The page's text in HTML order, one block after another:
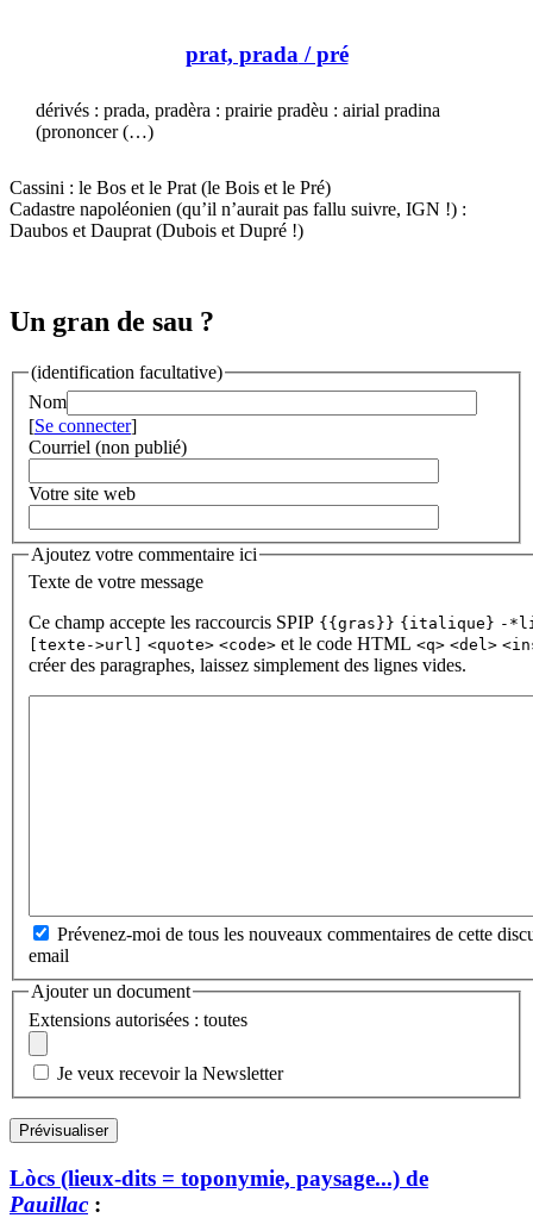
prat, prada / pré
dérivés : prada, pradèra : prairie pradèu : airial pradina
(prononcer (…)
Cassini : le Bos et le Prat (le Bois et le Pré)
Cadastre napoléonien (qu’il n’aurait pas fallu suivre, IGN !) :
Daubos et Dauprat (Dubois et Dupré !)
Un gran de sau ?
(identification facultative)
Nom
[Se connecter]
Courriel (non publié)
Votre site web
Ajoutez votre commentaire ici
Texte de votre message
Ce champ accepte les raccourcis SPIP {{gras}} {italique} -
[texte->url]
<quote> <code> et le code HTML <q> <del>
créer des paragraphes, laissez simplement des lignes vides.
Prévenez-moi de tous les nouveaux commentaires de cette
email
Ajouter un document
Extensions autorisées : toutes
Je veux recevoir la Newsletter
Lòcs (lieux-dits = toponymie, paysage...) de
Pauillac :